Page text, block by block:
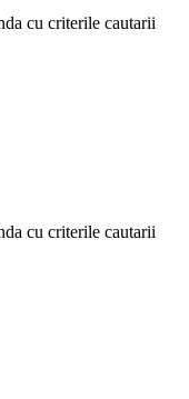
cu criterile cautarii
cu criterile cautarii